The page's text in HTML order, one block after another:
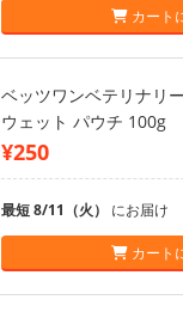
カート
ベッツワンベテリナリ
ウェット パウチ 100g
¥250
最短 8/11（火） にお届け
カート